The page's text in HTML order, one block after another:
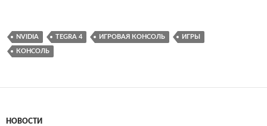
NVIDIA TEGRA 4 ИГРОВАЯ КОНСОЛЬ ИГРЫ
КОНСОЛЬ
НОВОСТИ